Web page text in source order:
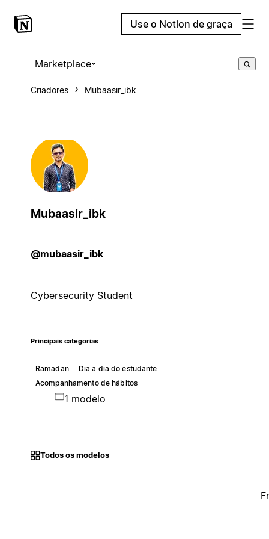
Use o Notion de graça
Marketplace
Criadores Mubaasir_ibk
Mubaasir_ibk
@mubaasir_ibk
Cybersecurity Student
Principais categorias
Ramadan
Dia a dia do estudante
Acompanhamento de hábitos
1 modelo
Todos os modelos